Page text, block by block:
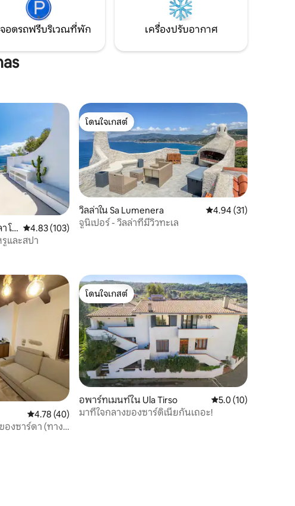
อดรถฟรีบริเวณที่พัก เครื่องปรับอากาศ
โก คะแนนเฉลี่ย 4.83 จาก 5, 103 รีวิว
4.83 (103)
และสปา
โดนใจเกสต์
โดนใจเกสต์
วิลล่าใน Sa Lumenera คะแนนเฉลี่ย 4.94 จาก
4.94 (31)
จูนิเปอร์ - วิลล่าที่มีวิวทะเล
คะแนนเฉลี่ย 4.78 จาก 5, 40 รีวิว
4.78 (40)
งซาร์ดา (ทาง
โดนใจเกสต์
โดนใจเกสต์
อพาร์ทเมนท์ใน Ula Tirso คะแนนเฉลี่ย 5.0 จาก
5.0 (10)
มาที่ใจกลางของซาร์ดิเนียกันเถอะ!